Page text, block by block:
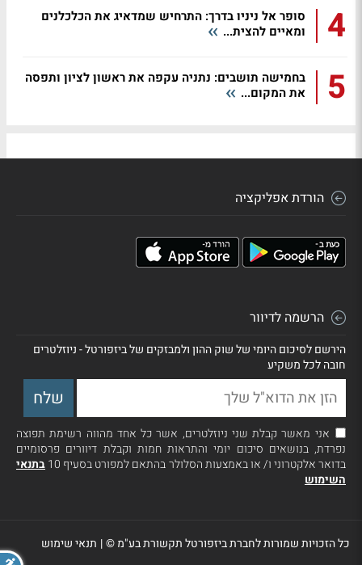
4
סופר אל ניניו בדרך: התרחיש שמדאיג את הכלכלנים
ומאיים להצית...
5
בחמישה תושבים: נתניה עקפה את ראשון לציון ותפסה
את המקום...
הורדת אפליקציה
הרשמה לדיוור
הירשם לסיכום היומי של שוק ההון ולמבזקים של ביזפורטל - ניוזלטרים
חובה לכל משקיע
אני מאשר קבלת שני ניוזלטרים, אשר כל אחד מהווה רשימת תפוצה
נפרדת, בנושאים סיכום יומי והתראות חמות וקבלת דיוורים פרסומיים
בדואר אלקטרוני ו/ או באמצעות הסלולר בהתאם למפורט בסעיף 10
בתנאי
השימוש
כל הזכויות שמורות לחברת ביזפורטל תקשורת בע"מ ©| תנאי שימוש